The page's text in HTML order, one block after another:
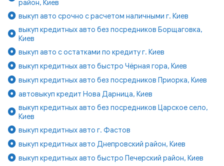
район, Киев
выкуп авто срочно с расчетом наличными г. Киев
выкуп кредитных авто без посредников Борщаговка,
Киев
выкуп авто с остатками по кредиту г. Киев
выкуп кредитных авто быстро Чёрная гора, Киев
выкуп кредитных авто без посредников Приорка, Киев
автовыкуп кредит Нова Дарница, Киев
выкуп кредитных авто без посредников Царское село,
Киев
выкуп кредитных авто г. Фастов
выкуп кредитных авто Днепровский район, Киев
выкуп кредитных авто быстро Печерский район, Киев